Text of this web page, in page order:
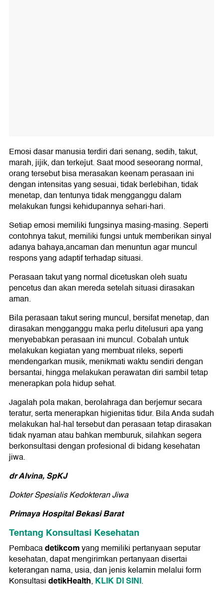
Emosi dasar manusia terdiri dari senang, sedih, takut,
marah, jijik, dan terkejut. Saat mood seseorang normal,
orang tersebut bisa merasakan keenam perasaan ini
dengan intensitas yang sesuai, tidak berlebihan, tidak
menetap, dan tentunya tidak mengganggu dalam
melakukan fungsi kehidupannya sehari-hari.
Setiap emosi memiliki fungsinya masing-masing. Seperti
contohnya takut, memiliki fungsi untuk memberikan sinyal
adanya bahaya,ancaman dan menuntun agar muncul
respons yang adaptif terhadap situasi.
Perasaan takut yang normal dicetuskan oleh suatu
pencetus dan akan mereda setelah situasi dirasakan
aman.
Bila perasaan takut sering muncul, bersifat menetap, dan
dirasakan mengganggu maka perlu ditelusuri apa yang
menyebabkan perasaan ini muncul. Cobalah untuk
melakukan kegiatan yang membuat rileks, seperti
mendengarkan musik, menikmati waktu sendiri dengan
bersantai, hingga melakukan perawatan diri sambil tetap
menerapkan pola hidup sehat.
Jagalah pola makan, berolahraga dan berjemur secara
teratur, serta menerapkan higienitas tidur. Bila Anda sudah
melakukan hal-hal tersebut dan perasaan tetap dirasakan
tidak nyaman atau bahkan memburuk, silahkan segera
berkonsultasi dengan profesional di bidang kesehatan
jiwa.
dr Alvina, SpKJ
Dokter Spesialis Kedokteran Jiwa
Primaya Hospital Bekasi Barat
Tentang Konsultasi Kesehatan
Pembacadetikcomyang memiliki pertanyaan seputar
kesehatan, dapat mengirimkan pertanyaan disertai
keterangan nama, usia, dan jenis kelamin melalui form
KonsultasidetikHealth, KLIK DI SINI.